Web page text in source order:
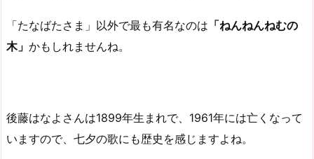
「たなばたさま」以外で最も有名なのは 「ねんねんねむの
木」 かもしれませんね。
後藤はなよさんは1899年生まれで、1961年には亡くなって
いますので、七夕の歌にも歴史を感じますよね。